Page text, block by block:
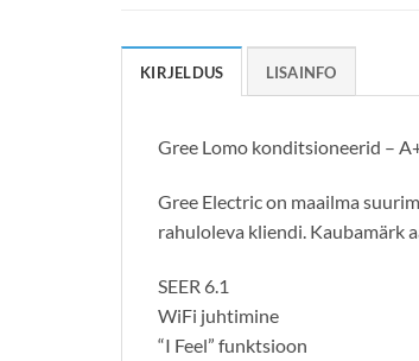
KIRJELDUS LISAINFO
Gree Lomo konditsioneerid –
Gree Electric on maailma
rahuloleva kliendi. Kaubamärk
SEER 6.1
WiFi juhtimine
“I Feel” funktsioon